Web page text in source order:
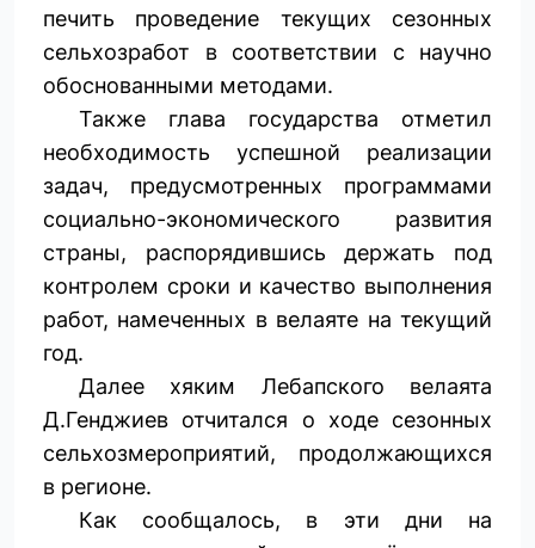
печить проведение текущих сезонных
сельхозработ в соответствии с научно
обоснованными методами.
Также глава государства отметил
необходимость успешной реализации
задач, предусмотренных программами
социально-экономического развития
страны, распорядившись держать под
контролем сроки и качество выполнения
работ, намеченных в велаяте на текущий
год.
Далее хяким Лебапского велаята
Д.Генджиев отчитался о ходе сезонных
сельхозмероприятий, продол­жающихся
в регионе.
Как сообщалось, в эти дни на